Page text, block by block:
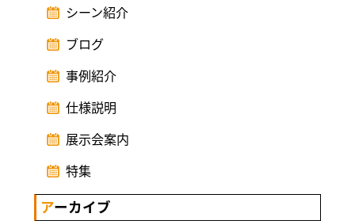
シーン紹介
ブログ
事例紹介
仕様説明
展示会案内
特集
アーカイブ